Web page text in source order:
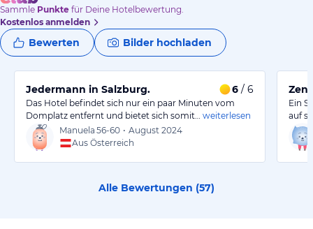
Sammle Punkte für Deine Hotelbewertung.
Kostenlos anmelden
Bewerten Bilder hochladen
Jedermann in Salzburg. 6 / 6
Das Hotel befindet sich nur ein paar Minuten vom
Domplatz entfernt und bietet sich somit…
weiterlesen
Manuela 56-60 • August 2024
Aus Österreich
Ein
auf
Alle Bewertungen (57)